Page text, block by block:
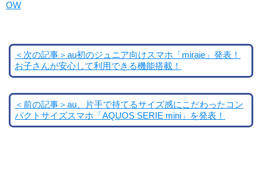
OW
＜次の記事＞au初のジュニア向けスマホ「miraie」発表！
お子さんが安心して利用できる機能搭載！
＜前の記事＞au、片手で持てるサイズ感にこだわったコン
パクトサイズスマホ「AQUOS SERIE mini」を発表！